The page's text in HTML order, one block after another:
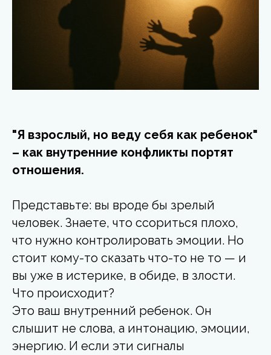
"Я взрослый, но веду себя как ребенок"
– как внутренние конфликты портят
отношения.
Представьте: вы вроде бы зрелый
человек. Знаете, что ссориться плохо,
что нужно контролировать эмоции. Но
стоит кому-то сказать что-то не то — и
вы уже в истерике, в обиде, в злости.
Что происходит?
Это ваш внутренний ребенок. Он
слышит не слова, а интонацию, эмоции,
энергию. И если эти сигналы